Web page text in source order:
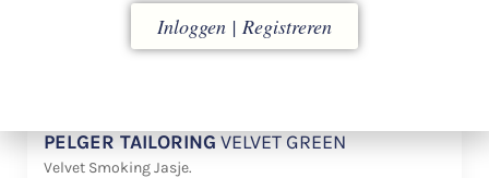
PELGER TAILORING VELVET GREEN
Velvet Smoking Jasje.
Inloggen | Registreren